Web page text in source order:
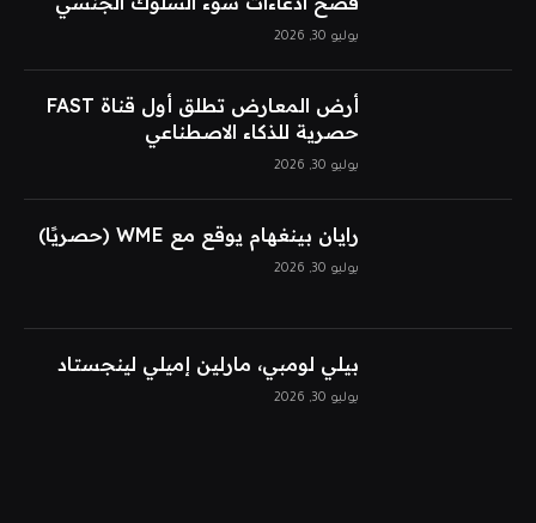
يوليو 30, 2026
أرض المعارض تطلق أول قناة FAST
حصرية للذكاء الاصطناعي
يوليو 30, 2026
رايان بينغهام يوقع مع WME (حصريًا)
يوليو 30, 2026
بيلي لومبي، مارلين إميلي لينجستاد
يوليو 30, 2026